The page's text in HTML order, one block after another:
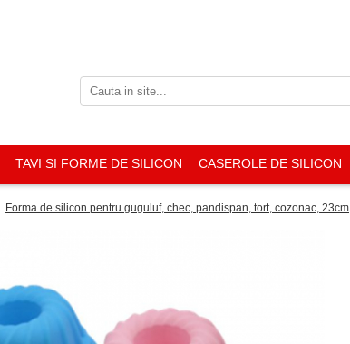
TAVI SI FORME DE SILICON CASEROLE DE SILICON
Forma de silicon pentru guguluf, chec, pandispan, tort, cozonac, 23cm